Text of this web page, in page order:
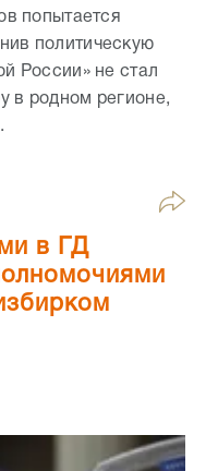
попытается
политическую
России» не стал
в родном регионе,
в ГД